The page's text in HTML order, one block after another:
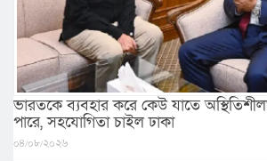
ভারতকে ব্যবহার করে কেউ যাতে
পারে, সহযোগিতা চাইল ঢাকা
০৪/০৮/২০২৬